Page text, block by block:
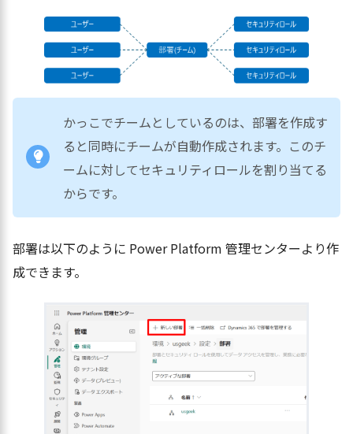
かっこでチームとしているのは、部署を作成す
ると同時にチームが自動作成されます。このチ
ームに対してセキュリティロールを割り当てる
からです。
部署は以下のように Power Platform 管理センターより作
成できます。